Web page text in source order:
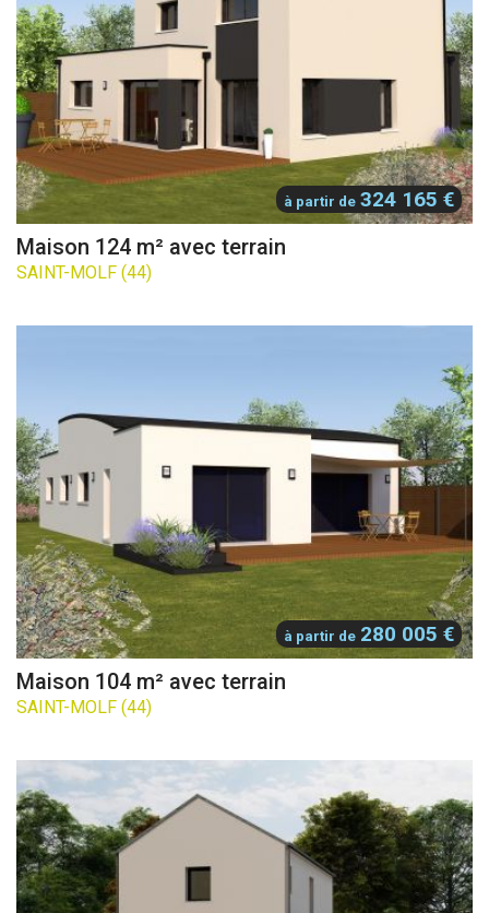
à partir de 324 165 €
Maison 124 m² avec terrain
SAINT-MOLF (44)
à partir de 280 005 €
Maison 104 m² avec terrain
SAINT-MOLF (44)